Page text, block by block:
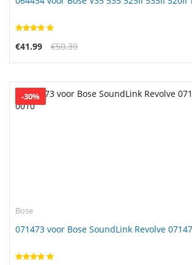
€41.99 €50.39
-30%
Bose
071473 voor Bose SoundLink Revolve